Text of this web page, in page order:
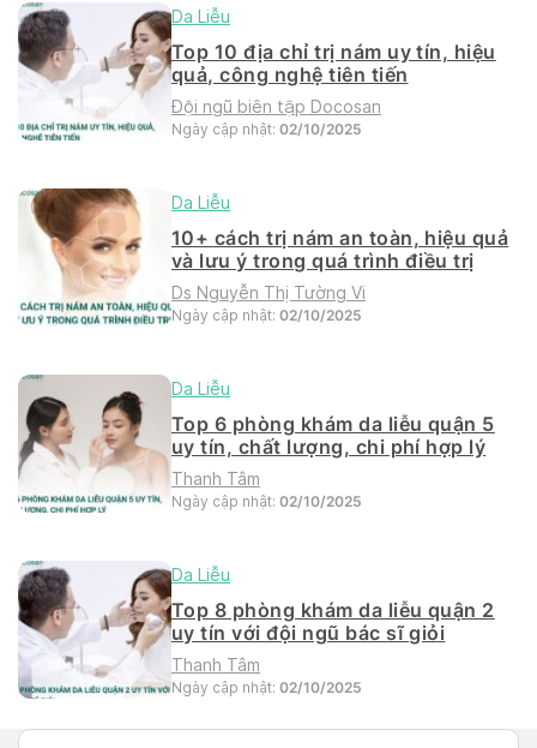
Da Liễu
Top 10 địa chỉ trị nám uy tín, hiệu
quả, công nghệ tiên tiến
Đội ngũ biên tập Docosan
Ngày cập nhật: 02/10/2025
Da Liễu
10+ cách trị nám an toàn, hiệu quả
và lưu ý trong quá trình điều trị
Ds Nguyễn Thị Tường Vi
Ngày cập nhật: 02/10/2025
Da Liễu
Top 6 phòng khám da liễu quận 5
uy tín, chất lượng, chi phí hợp lý
Thanh Tâm
Ngày cập nhật: 02/10/2025
Da Liễu
Top 8 phòng khám da liễu quận 2
uy tín với đội ngũ bác sĩ giỏi
Thanh Tâm
Ngày cập nhật: 02/10/2025